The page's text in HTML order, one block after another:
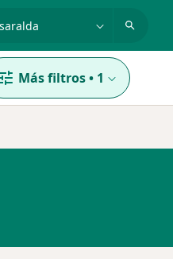
Más filtros• 1